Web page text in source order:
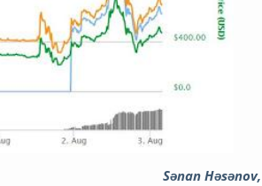
Sənan Həsənov,